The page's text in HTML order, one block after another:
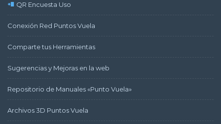
QR Encuesta Uso
Conexión Red Puntos Vuela
Comparte tus Herramientas
Sugerencias y Mejoras en la web
Repositorio de Manuales «Punto Vuela»
Archivos 3D Puntos Vuela